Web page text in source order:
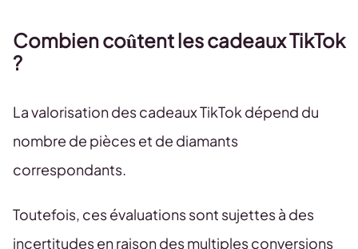
Combien coûtent les cadeaux TikTok
?
La valorisation des cadeaux TikTok dépend du
nombre de pièces et de diamants
correspondants.
Toutefois, ces évaluations sont sujettes à des
incertitudes en raison des multiples conversions